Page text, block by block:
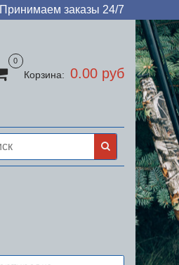
Принимаем заказы 24/7
0
Корзина: 0.00 руб